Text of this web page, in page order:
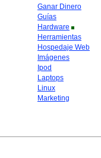
Ganar Dinero
Guías
Hardware
Herramientas
Hospedaje Web
Imágenes
Ipod
Laptops
Linux
Marketing